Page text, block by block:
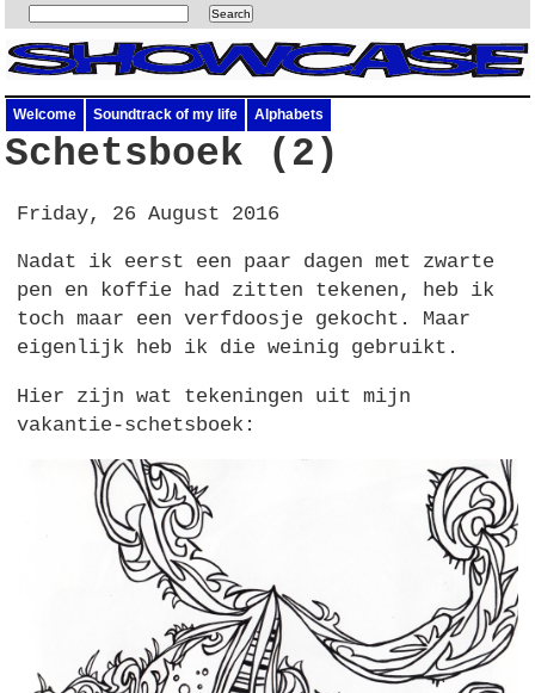
Welcome Soundtrack of my life Alphabets
Schetsboek (2)
Friday, 26 August 2016
Nadat ik eerst een paar dagen met zwarte
pen en koffie had zitten tekenen, heb ik
toch maar een verfdoosje gekocht. Maar
eigenlijk heb ik die weinig gebruikt.
Hier zijn wat tekeningen uit mijn
vakantie-schetsboek: